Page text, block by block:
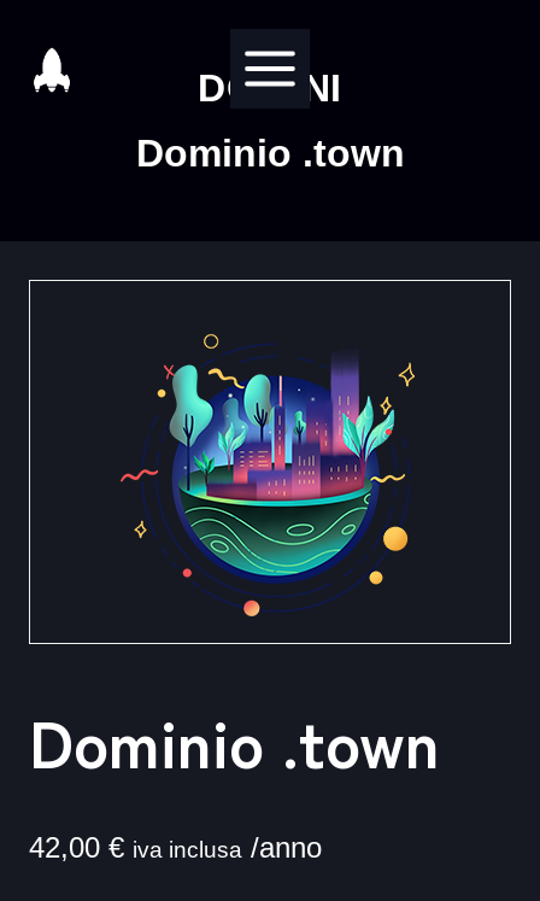
contenuto
DOMINI
Dominio .town
Dominio .town
42,00 € iva inclusa /anno